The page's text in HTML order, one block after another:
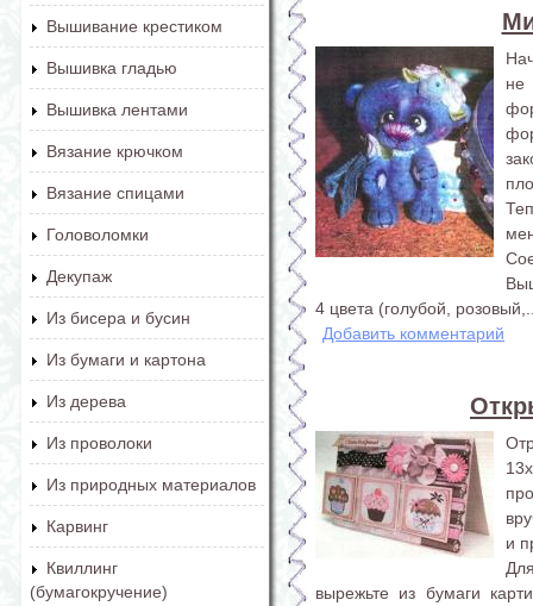
Вышивание крестиком
Вышивка гладью
Вышивка лентами
Вязание крючком
Вязание спицами
Головоломки
Декупаж
Из бисера и бусин
Из бумаги и картона
Из дерева
Из проволоки
Из природных материалов
Карвинг
Квиллинг
(бумагокручение)
не
4 цвета (голубой,
Добавить комментарий
и
вырежьте из бумаги